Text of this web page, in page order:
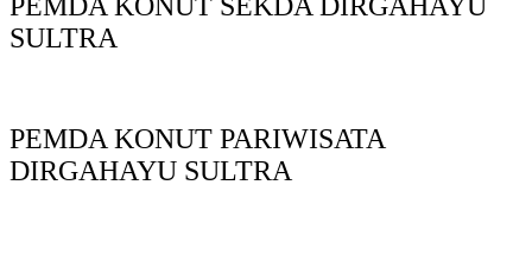
PEMDA KONUT SEKDA DIRGAHAYU
SULTRA
PEMDA KONUT PARIWISATA
DIRGAHAYU SULTRA